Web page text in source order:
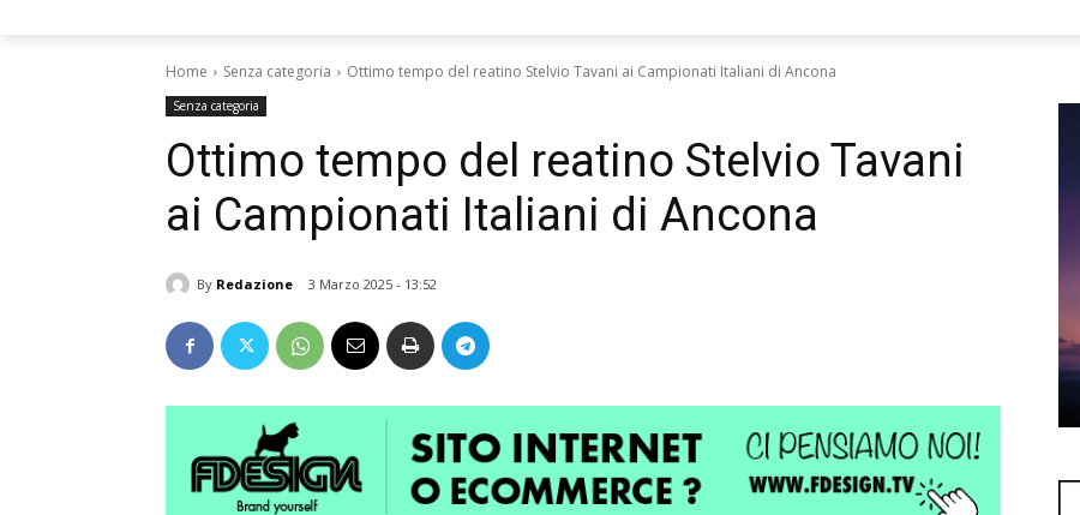
Home Senza categoria Ottimo tempo del reatino Stelvio Tavani ai Campionati Italiani di Ancona
Senza categoria
Ottimo tempo del reatino Stelvio Tavani
ai Campionati Italiani di Ancona
By Redazione 3 Marzo 2025 - 13:52